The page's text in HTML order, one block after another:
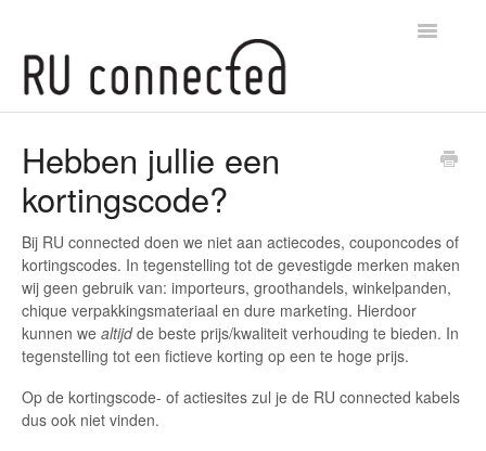
Toggle
Populairste artikelen
Hebben jullie een
kortingscode?
Bij RU connected doen we niet aan actiecodes, couponcodes of
kortingscodes. In tegenstelling tot de gevestigde merken maken
wij geen gebruik van: importeurs, groothandels, winkelpanden,
chique verpakkingsmateriaal en dure marketing. Hierdoor
kunnen we altijdde beste prijs/kwaliteit verhouding te bieden. In
tegenstelling tot een fictieve korting op een te hoge prijs.
Op de kortingscode- of actiesites zul je de RU connected kabels
dus ook niet vinden.